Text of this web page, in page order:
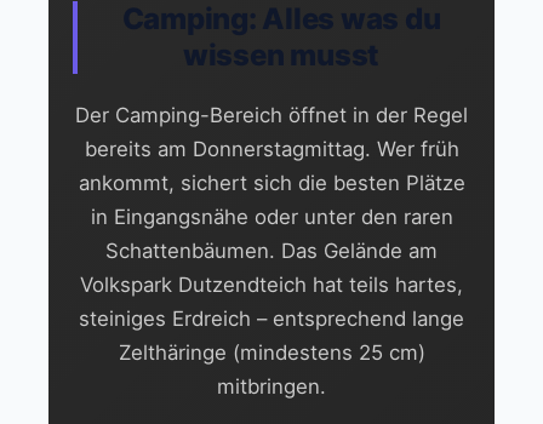
Camping: Alles was du
wissen musst
Der Camping-Bereich öffnet in der Regel
bereits am Donnerstagmittag. Wer früh
ankommt, sichert sich die besten Plätze
in Eingangsnähe oder unter den raren
Schattenbäumen. Das Gelände am
Volkspark Dutzendteich hat teils hartes,
steiniges Erdreich – entsprechend lange
Zelthäringe (mindestens 25 cm)
mitbringen.